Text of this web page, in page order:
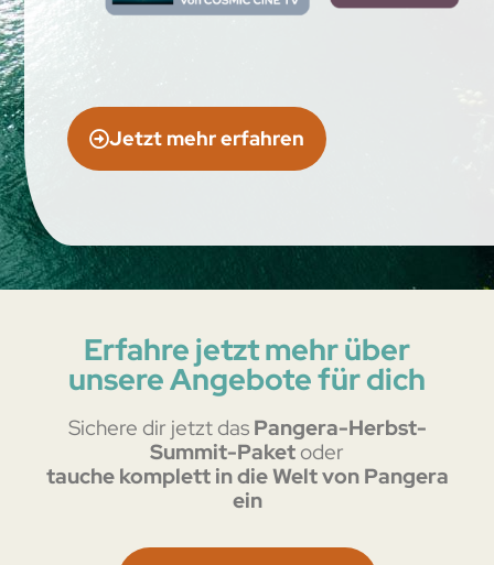
Jetzt mehr erfahren
Erfahre jetzt mehr über
unsere Angebote für dich
Sichere dir jetzt das Pangera-Herbst-
Summit-Paketoder
tauche komplett in die Welt von Pangera
ein